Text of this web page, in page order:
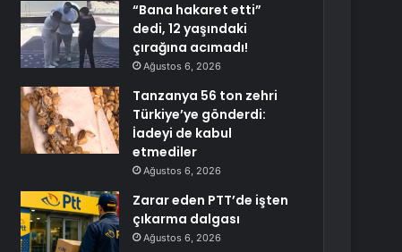
“Bana hakaret etti”
dedi, 12 yaşındaki
çırağına acımadı!
Ağustos 6, 2026
Tanzanya 56 ton zehri
Türkiye’ye gönderdi:
İadeyi de kabul
etmediler
Ağustos 6, 2026
Zarar eden PTT’de işten
çıkarma dalgası
Ağustos 6, 2026